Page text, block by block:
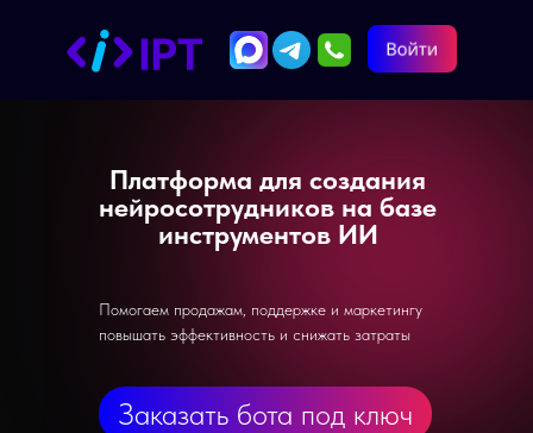
Платформа для создания
нейросотрудников на базе
инструментов ИИ
Помогаем продажам, поддержке и маркетингу
повышать эффективность и снижать затраты
Заказать бота под ключ